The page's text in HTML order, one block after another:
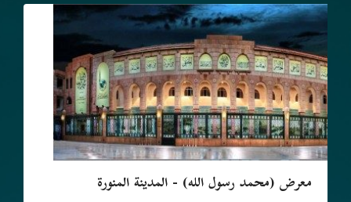
معرض (محمد رسول الله) - المدينة المنورة